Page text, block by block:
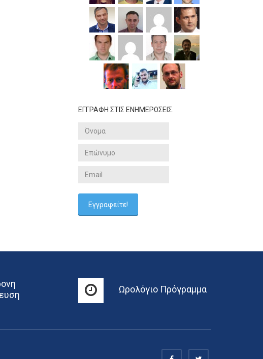
ΕΓΓΡΑΦΗ ΣΤΙΣ ΕΝΗΜΕΡΩΣΕΙΣ.
Ωρολόγιο Πρόγραμμα